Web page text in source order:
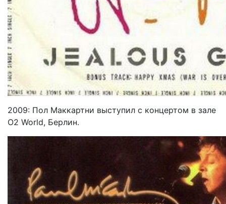
2009: Пол Маккартни выступил с концертом в зале
O2 World, Берлин.